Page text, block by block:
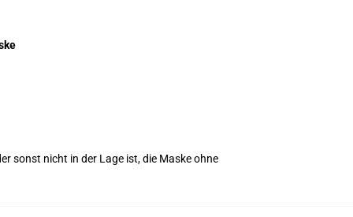
sonst nicht in der Lage ist, die Maske ohne